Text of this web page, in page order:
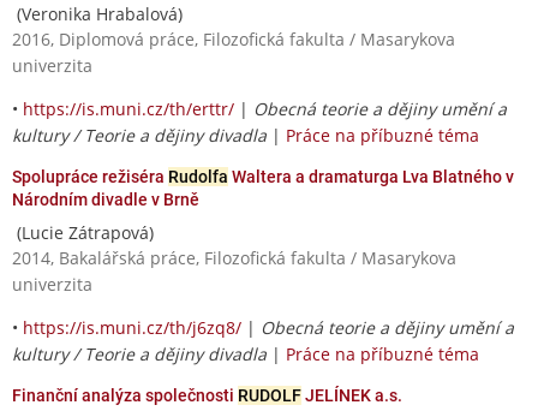
(Veronika Hrabalová)
2016, Diplomová práce, Filozofická fakulta / Masarykova
univerzita
• https://is.muni.cz/th/erttr/ | Obecná teorie a dějiny umění a
kultury / Teorie a dějiny divadla | Práce na příbuzné téma
Spolupráce režiséra Rudolfa Waltera a dramaturga Lva Blatného v
Národním divadle v Brně
(Lucie Zátrapová)
2014, Bakalářská práce, Filozofická fakulta / Masarykova
univerzita
• https://is.muni.cz/th/j6zq8/ | Obecná teorie a dějiny umění a
kultury / Teorie a dějiny divadla | Práce na příbuzné téma
Finanční analýza společnosti RUDOLFJELÍNEK a.s.